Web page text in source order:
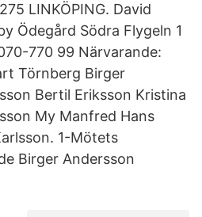
LINKÖPING. David
Ödegård Södra Flygeln 1
770 99 Närvarande:
Törnberg Birger
Bertil Eriksson Kristina
My Manfred Hans
1-Mötets
Birger Andersson